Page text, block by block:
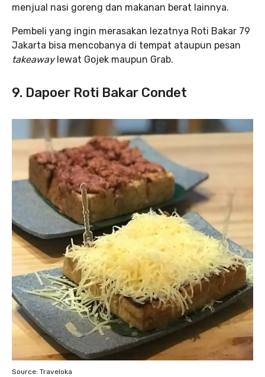
menjual nasi goreng dan makanan berat lainnya.
Pembeli yang ingin merasakan lezatnya Roti Bakar 79
Jakarta bisa mencobanya di tempat ataupun pesan
takeawaylewat Gojek maupun Grab.
9. Dapoer Roti Bakar Condet
Source: Traveloka